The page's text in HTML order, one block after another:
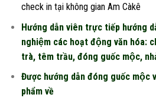
check in tại không gian Am Càkê
Hướng dẫn viên trực tiếp hướng
nghiệm các hoạt động văn hóa:
trà, têm trầu, đóng guốc mộc,
Được hướng dẫn đóng guốc mộc
phẩm về